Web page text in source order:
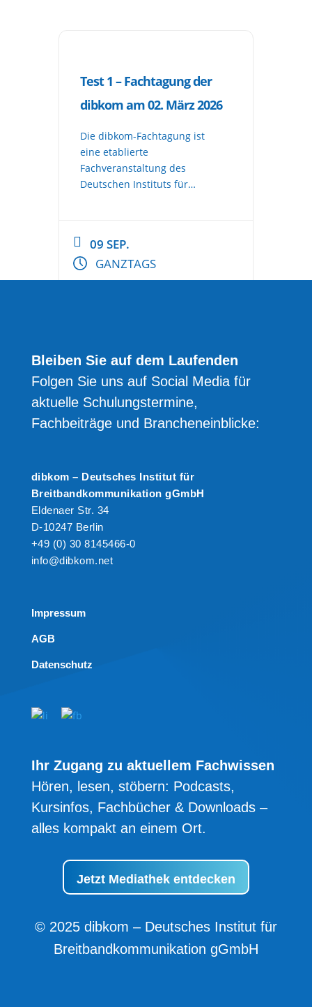
Test 1 – Fachtagung der
dibkom am 02. März 2026
Die dibkom-Fachtagung ist
eine etablierte
Fachveranstaltung des
Deutschen Instituts für
Glasfaser- und
Breitbandbranche
zusammenbringt. Unter
Innovationen und rechtlichen
Rahmenbedingungen – bietet
Vortrags- und
Workshopprogramm mit
09 SEP.
GANZTAGS
Bleiben Sie auf dem Laufenden
Folgen Sie uns auf Social Media für
aktuelle Schulungstermine,
Fachbeiträge und Brancheneinblicke:
dibkom – Deutsches Institut für
Breitbandkommunikation gGmbH
Eldenaer Str. 34
D-10247 Berlin
+49 (0) 30 8145466-0
info@dibkom.net
Impressum
AGB
Datenschutz
Ihr Zugang zu aktuellem Fachwissen
Hören, lesen, stöbern: Podcasts,
Kursinfos, Fachbücher & Downloads –
alles kompakt an einem Ort.
Jetzt Mediathek entdecken
© 2025 dibkom – Deutsches Institut für
Breitbandkommunikation gGmbH